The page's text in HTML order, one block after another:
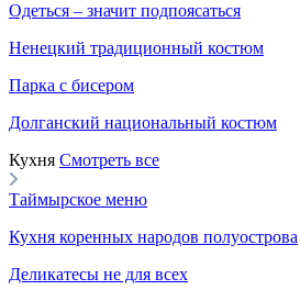
Одеться – значит подпоясаться
Ненецкий традиционный костюм
Парка с бисером
Долганский национальный костюм
Кухня Смотреть все
Таймырское меню
Кухня коренных народов полуострова
Деликатесы не для всех